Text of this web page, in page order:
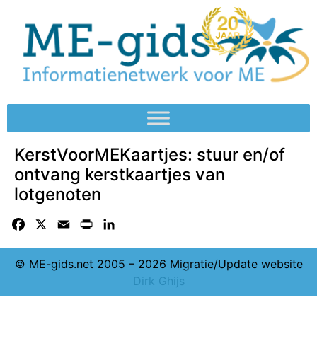
KerstVoorMEKaartjes: stuur en/of
ontvang kerstkaartjes van
lotgenoten
Facebook Email Print
© ME-gids.net 2005 – 2026 Migratie/Update website
Dirk Ghijs